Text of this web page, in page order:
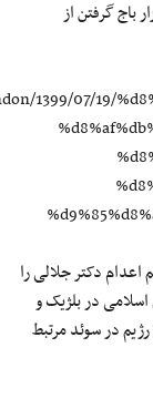
باج گرفتن از
1399/07/19/
دکتر جلالی را
در بلژیک و
در سوئد مرتبط